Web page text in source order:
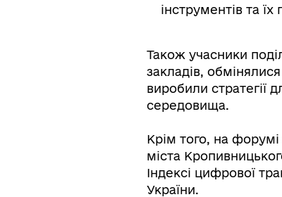
інструментів та їх
Також учасники
закладів,
виробили стратегії
середовища.
Крім того, на форумі
міста
Індексі цифрової
України.